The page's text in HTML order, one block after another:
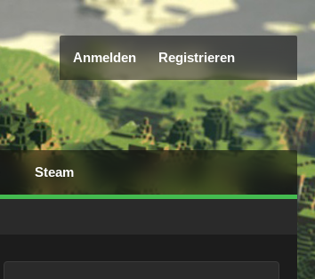
Anmelden Registrieren
Steam